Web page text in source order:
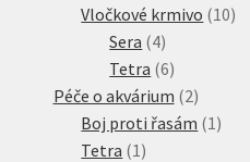
Vločkové krmivo 1010
Sera 44
produkty
Tetra 66
produktů
Péče o akvárium 22
produkty
Boj proti řasám 1 1
Tetra 1 1